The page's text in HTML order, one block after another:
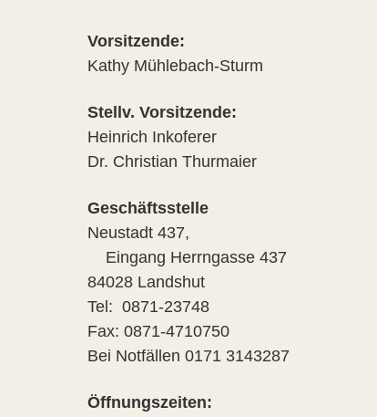
Vorsitzende:
Kathy Mühlebach-Sturm
Stellv. Vorsitzende:
Heinrich Inkoferer
Dr. Christian Thurmaier
Geschäftsstelle
Neustadt 437,
Eingang Herrngasse 437
84028 Landshut
Tel: 0871-23748
Fax: 0871-4710750
Bei Notfällen 0171 3143287
Öffnungszeiten: